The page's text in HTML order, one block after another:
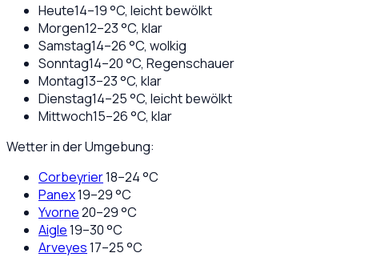
Heute14–19°C, leicht bewölkt
Morgen12–23°C, klar
Samstag14–26°C, wolkig
Sonntag14–20°C, Regenschauer
Montag13–23°C, klar
Dienstag14–25°C, leicht bewölkt
Mittwoch15–26°C, klar
Wetter in der Umgebung:
Corbeyrier18–24°C
Panex19–29°C
Yvorne20–29°C
Aigle19–30°C
Arveyes17–25°C